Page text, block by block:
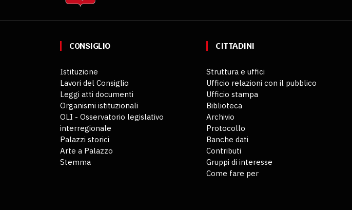
CONSIGLIO
Istituzione
Lavori del Consiglio
Leggi atti documenti
Organismi istituzionali
OLI - Osservatorio legislativo
interregionale
Palazzi storici
Arte a Palazzo
Stemma
CITTADINI
Struttura e uffici
Ufficio relazioni con il pubblico
Ufficio stampa
Biblioteca
Archivio
Protocollo
Banche dati
Contributi
Gruppi di interesse
Come fare per